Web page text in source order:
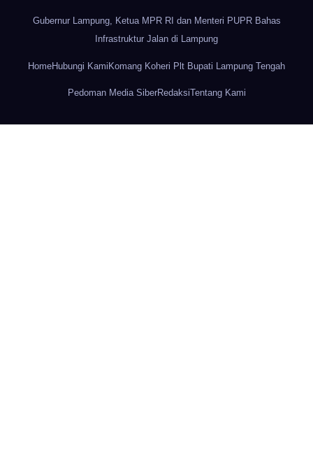
Gubernur Lampung, Ketua MPR RI dan Menteri PUPR Bahas
Infrastruktur Jalan di Lampung
HomeHubungi KamiKomang Koheri Plt Bupati Lampung Tengah
Pedoman Media SiberRedaksiTentang Kami